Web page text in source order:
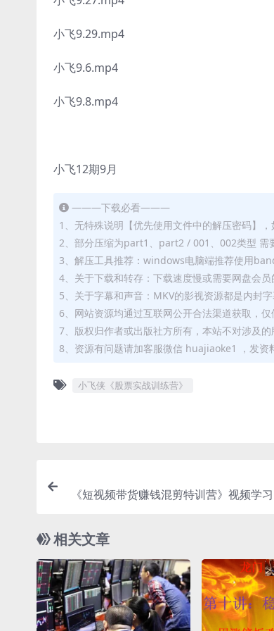
小飞9.29.mp4
小飞9.6.mp4
小飞9.8.mp4
小飞12期9月
———下载必看———
1、无特殊说明【优先使用文件中的解压密码】
2、部分压缩为part1、part2 / 001、002类型 需
3、解压工具推荐：windows电脑端推荐使用
4、关于下载和转存：下载速度慢或需要网盘会
5、关于字幕和声音：MKV的影视资源都是内封
6、网站资源均通过互联网公开合法渠道获取，
7、版权归作者或出版社方所有，本站不对涉及
8、资源有问题请加客服微信 huajiaoke1 ，发资
小飞侠《股票实战训练营》
《短视频带货赚钱混剪特训营》视频学
相关文章